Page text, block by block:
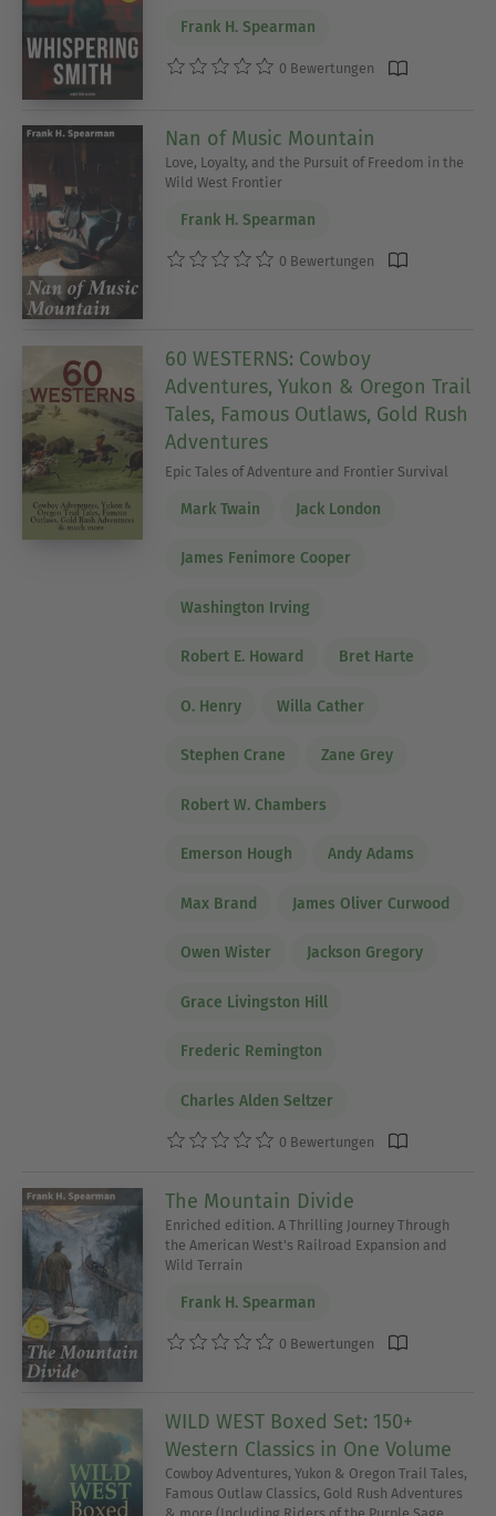
Frank H. Spearman
0 Bewertungen
Nan of Music Mountain
Love, Loyalty, and the Pursuit of Freedom in the
Wild West Frontier
Frank H. Spearman
0 Bewertungen
60 WESTERNS: Cowboy
Adventures, Yukon & Oregon Trail
Tales, Famous Outlaws, Gold Rush
Adventures
Epic Tales of Adventure and Frontier Survival
Mark Twain Jack London
James Fenimore Cooper
Washington Irving
Robert E. Howard Bret Harte
O. Henry Willa Cather
Stephen Crane Zane Grey
Robert W. Chambers
Emerson Hough Andy Adams
Max Brand James Oliver Curwood
Owen Wister Jackson Gregory
Grace Livingston Hill
Frederic Remington
Charles Alden Seltzer
0 Bewertungen
The Mountain Divide
Enriched edition. A Thrilling Journey Through
the American West's Railroad Expansion and
Wild Terrain
Frank H. Spearman
0 Bewertungen
WILD WEST Boxed Set: 150+
Western Classics in One Volume
Cowboy Adventures, Yukon & Oregon Trail Tales,
Famous Outlaw Classics, Gold Rush Adventures